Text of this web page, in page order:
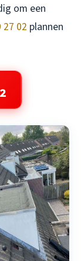
om een
27 02 plannen